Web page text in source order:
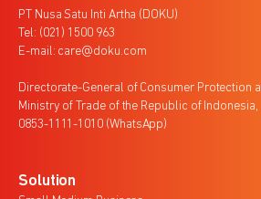
PT Nusa Satu Inti Artha (DOKU)
Tel: (021) 1500 963
E-mail: care@doku.com
Directorate-General of Consumer Protection
Ministry of Trade of the Republic of Indonesia,
0853-1111-1010 (WhatsApp)
Solution